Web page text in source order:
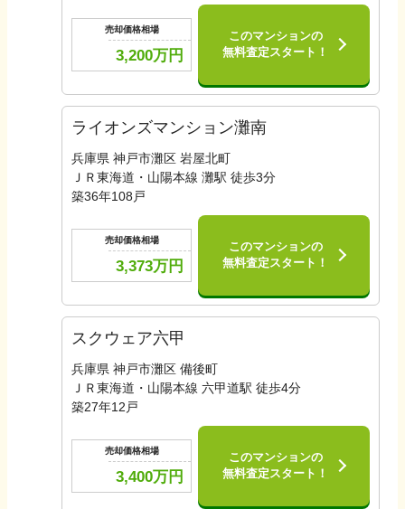
売却価格相場
3,200万円
このマンションの
無料査定スタート！
ライオンズマンション灘南
兵庫県 神戸市灘区 岩屋北町
ＪＲ東海道・山陽本線 灘駅 徒歩3分
築36年108 戸
売却価格相場
3,373万円
このマンションの
無料査定スタート！
スクウェア六甲
兵庫県 神戸市灘区 備後町
ＪＲ東海道・山陽本線 六甲道駅 徒歩4分
築27年12 戸
売却価格相場
3,400万円
このマンションの
無料査定スタート！